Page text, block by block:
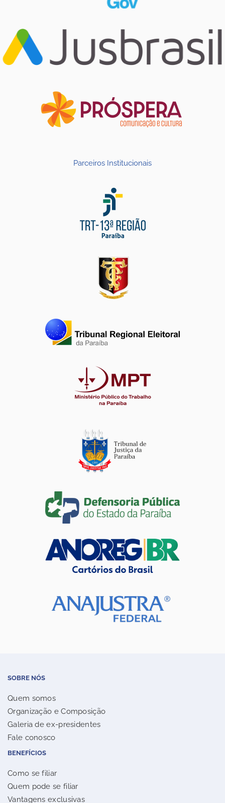
Parceiros Institucionais
SOBRE NÓS
Quem somos
Organização e Composição
Galeria de ex-presidentes
Fale conosco
BENEFÍCIOS
Como se filiar
Quem pode se filiar
Vantagens exclusivas